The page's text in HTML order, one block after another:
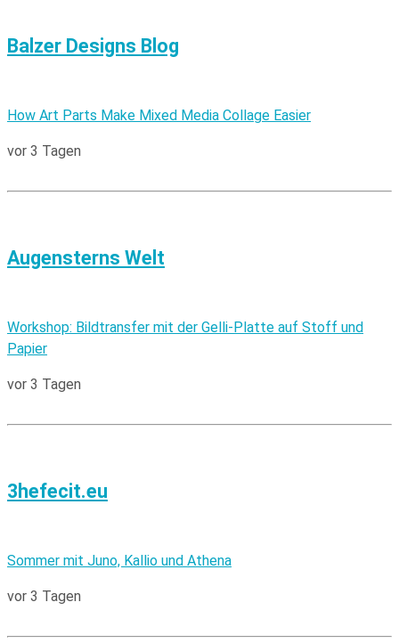
Balzer Designs Blog
How Art Parts Make Mixed Media Collage Easier
vor 3 Tagen
Augensterns Welt
Workshop: Bildtransfer mit der Gelli-Platte auf Stoff und
Papier
vor 3 Tagen
3hefecit.eu
Sommer mit Juno, Kallio und Athena
vor 3 Tagen